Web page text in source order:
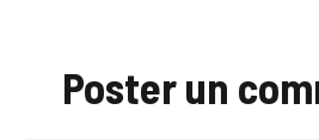
Poster un